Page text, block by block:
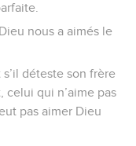
nous a aimés le
s’il déteste son frère
celui qui n’aime pas
pas aimer Dieu